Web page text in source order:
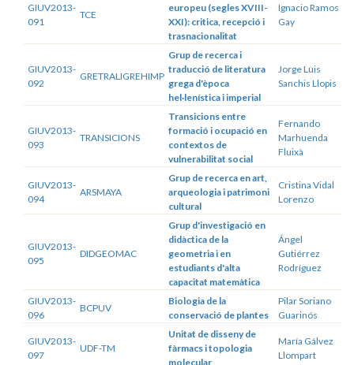
GIUV2013-
091
TCE
europeu (segles XVIII-
XXI): critica, recepció i
trasnacionalitat
Ignacio Ramos
Gay
GIUV2013-
092
GRETRALIGREHIMP
Grup de recerca i
traducció de literatura
grega d'època
hel·lenística i imperial
Jorge Luis
Sanchis Llopis
GIUV2013-
093
TRANSICIONS
Transicions entre
formació i ocupació en
contextos de
vulnerabilitat social
Fernando
Marhuenda
Fluixà
GIUV2013-
094
ARSMAYA
Grup de recerca en art,
arqueologia i patrimoni
cultural
Cristina Vidal
Lorenzo
GIUV2013-
095
DIDGEOMAC
Grup d'investigació en
didàctica de la
geometria i en
estudiants d'alta
capacitat matemàtica
Ángel
Gutiérrez
Rodríguez
GIUV2013-
096
BCPUV
Biologia de la
conservació de plantes
Pilar Soriano
Guarinós
GIUV2013-
097
UDF-TM
Unitat de disseny de
fàrmacs i topologia
molecular
María Gálvez
Llompart